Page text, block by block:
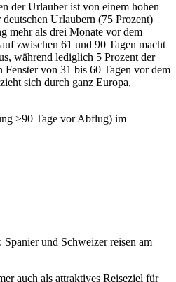
der Urlauber ist von einem hohen
Urlaubern (75 Prozent)
mehr als drei Monate vor dem
zwischen 61 und 90 Tagen macht
während lediglich 5 Prozent der
Fenster von 31 bis 60 Tagen vor dem
sich durch ganz Europa,
>90 Tage vor Abflug) im
und Schweizer reisen am
auch als attraktives Reiseziel für